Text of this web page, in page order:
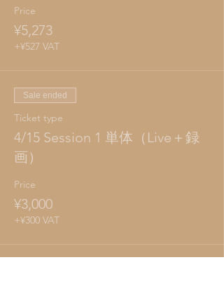
Price
¥5,273
+¥527 VAT
Sale ended
Ticket type
4/15 Session 1 単体（Live＋録
画）
Price
¥3,000
+¥300 VAT